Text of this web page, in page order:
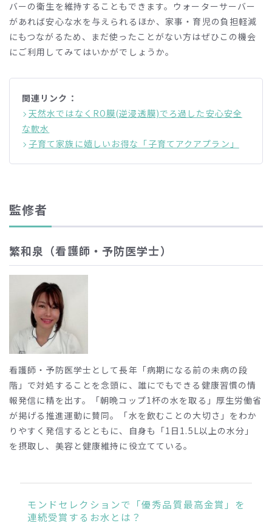
バーの衛生を維持することもできます。ウォーターサーバー
があれば安心な水を与えられるほか、家事・育児の負担軽減
にもつながるため、まだ使ったことがない方はぜひこの機会
にご利用してみてはいかがでしょうか。
関連リンク：
天然水ではなくRO膜(逆浸透膜)でろ過した安心安全
な軟水
子育て家族に嬉しいお得な「子育てアクアプラン」
監修者
繁和泉（看護師・予防医学士）
看護師・予防医学士として長年「病期になる前の未病の段
階」で対処することを念頭に、誰にでもできる健康習慣の情
報発信に精を出す。「朝晩コップ1杯の水を取る」厚生労働省
が掲げる推進運動に賛同。「水を飲むことの大切さ」をわか
りやすく発信するとともに、自身も「1日1.5L以上の水分」
を摂取し、美容と健康維持に役立てている。
モンドセレクションで「優秀品質最高金賞」を
連続受賞するお水とは？